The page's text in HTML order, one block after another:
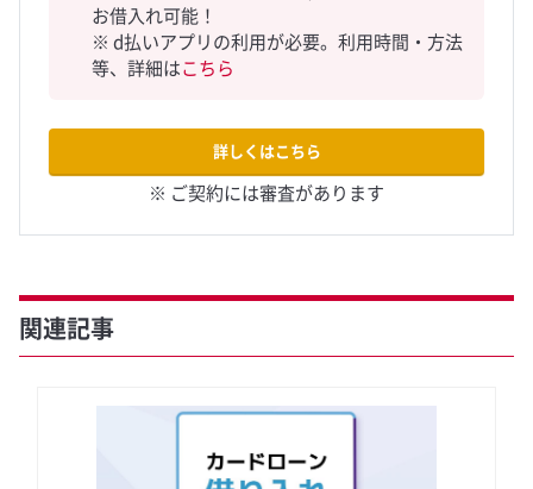
お借入れ可能！
※ d払いアプリの利用が必要。利用時間・方法
等、詳細はこちら
詳しくはこちら
※ ご契約には審査があります
関連記事